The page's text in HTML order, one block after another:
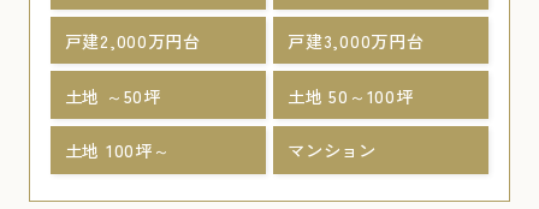
戸建2,000万円台 戸建3,000万円台
土地 ～50坪 土地 50～100坪
土地 100坪～ マンション